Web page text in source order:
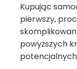
Kupując
pierwszy,
powyższych